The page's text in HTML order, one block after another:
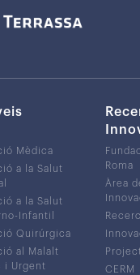
Mèdica
a la Salut
a la Salut
Infantil
Quirúrgica
al Malalt
i Urgent
Roma
Àrea
CERM